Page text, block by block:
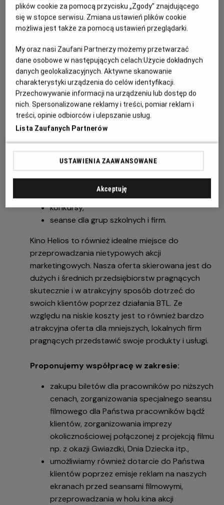
OFERTA
filmowymi również:
specjalne, przedpremierowe pokazy filmów,
gry i zabawy dla dzieci,
konkursy,
seanse dla grup szkolnych i firm.
Kino Helios to również idealne miejsce do
przeprowadzania nietypowych akcji
marketingowych. Nasza oferta skierowana jest do
dużych i średnich przedsiębiorstw pragnących
skutecznie i w atrakcyjny sposób dotrzeć do
swoich klientów poprzez działania BTL. Ze
względu na niskie koszty jest to również bardzo
atrakcyjna oferta dla mniejszych, lokalnych firm
pragnących przedstawić swoje produkty i usługi.
Proponujemy współpracę w zakresie:
zakupu biletów dla pracowników po niższych
cenach, zorganizowania specjalnego seansu
filmowego dla Państwa pracowników bądź
klientów, zorganizowania imprezy
okolicznościowej połączonej z projekcją filmu
np. z okazji Gwiazdki, Dnia Dziecka itp.,
umożliwiamy również dotarcie do Państwa
klientów poprzez emisje reklam na naszych
ekranach przed seansami filmowymi,
przeprowadzania w holu kina akcji
plików cookie za pomocą przycisku „Zgody” znajdującego
się w stopce serwisu. Zmiana ustawień plików cookie
możliwa jest także za pomocą ustawień przeglądarki.
My oraz nasi Zaufani Partnerzy możemy przetwarzać
dane osobowe w następujących celach:Użycie dokładnych
danych geolokalizacyjnych. Aktywne skanowanie
charakterystyki urządzenia do celów identyfikacji.
Przechowywanie informacji na urządzeniu lub dostęp do
nich. Spersonalizowane reklamy i treści, pomiar reklam i
treści, opinie odbiorców i ulepszanie usług.
Lista Zaufanych Partnerów
USTAWIENIA ZAAWANSOWANE
Akceptuję